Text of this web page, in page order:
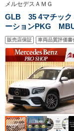
メルセデスＡＭＧ
GLB 35 4マチック
ーションPKG
ーンキープアシス
メラ タッチスクリ
販売店保証 車両品質評価書